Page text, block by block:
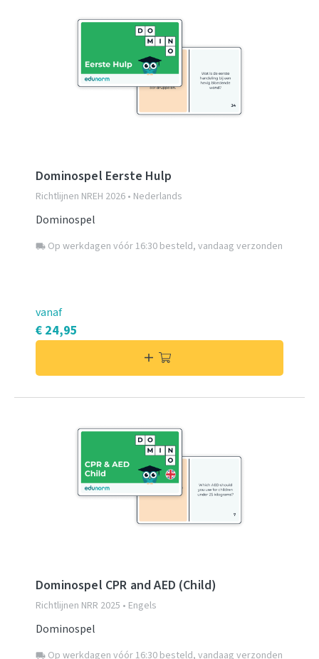
Dominospel Eerste Hulp
Richtlijnen NREH 2026 • Nederlands
Dominospel
local_shipping Op werkdagen vóór 16:30 besteld, vandaag verzonden
vanaf
€ 24,95
Dominospel CPR and AED (Child)
Richtlijnen NRR 2025 • Engels
Dominospel
local_shipping Op werkdagen vóór 16:30 besteld, vandaag verzonden